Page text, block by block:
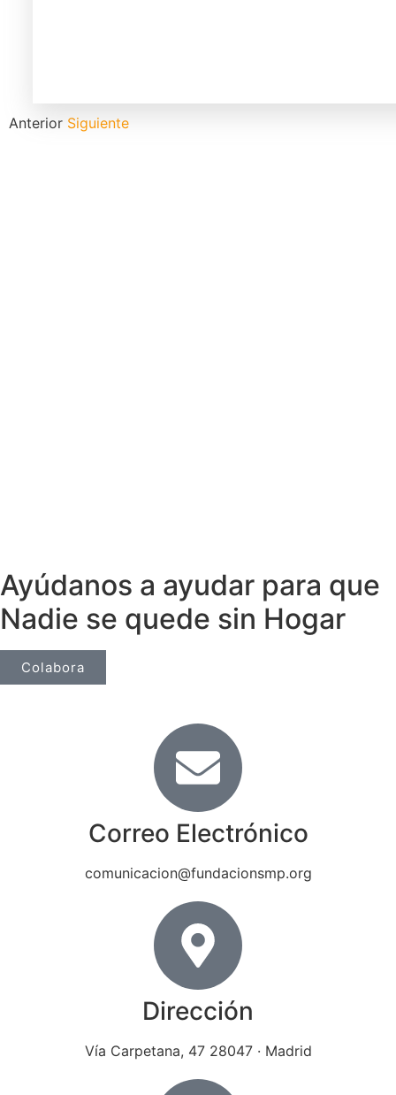
Anterior Siguiente
Ayúdanos a ayudar para que
Nadie se quede sin Hogar
Colabora
Correo Electrónico
comunicacion@fundacionsmp.org
Dirección
Vía Carpetana, 47 28047 · Madrid